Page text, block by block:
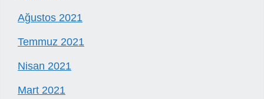
Ağustos 2021
Temmuz 2021
Nisan 2021
Mart 2021